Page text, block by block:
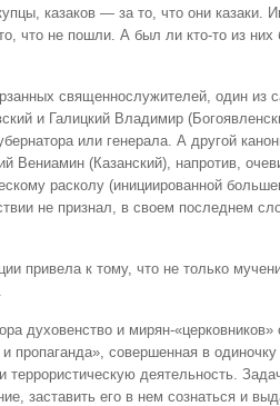
казаков — за то, что они
что не пошли. А был ли кто-то из них
священнослужителей, один
и Галицкий Владимир
или генерала. А другой
Вениамин (Казанский), напротив,
расколу (инициированной
не признал, в своем последнем
привела к тому, что не только
духовенство и мирян-
и пропаганда», совершенная в
террористическую деятельность.
заставить его в нем сознаться и